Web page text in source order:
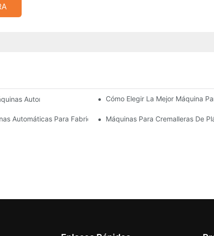
Automáticas Para Fabricar Deslizadores De Cremallera
Cómo Elegir La Mejor Máquina
Automáticas Para Fabricar Cierres Deslizantes
Máquinas Para Cremalleras De